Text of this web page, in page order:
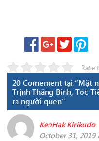
Rate
20 Comement tại “Mặt
Trịnh Thăng Bình, Tóc
ra người quen”
KenHak Kirikudo
October 31, 2019